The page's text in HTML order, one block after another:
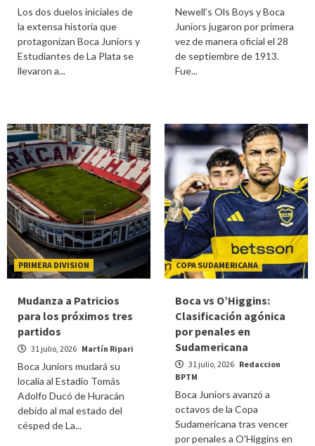
Los dos duelos iniciales de
la extensa historia que
protagonizan Boca Juniors y
Estudiantes de La Plata se
llevaron a...
Newell’s Ols Boys y Boca
Juniors jugaron por primera
vez de manera oficial el 28
de septiembre de 1913.
Fue...
PRIMERA DIVISION
Mudanza a Patricios
para los próximos tres
partidos
31 julio, 2026 Martín Ripari
Boca Juniors mudará su
localía al Estadio Tomás
Adolfo Ducó de Huracán
debido al mal estado del
césped de La...
COPA SUDAMERICANA
Boca vs O’Higgins:
Clasificación agónica
por penales en
Sudamericana
31 julio, 2026 Redaccion
BPTM
Boca Juniors avanzó a
octavos de la Copa
Sudamericana tras vencer
por penales a O'Higgins en